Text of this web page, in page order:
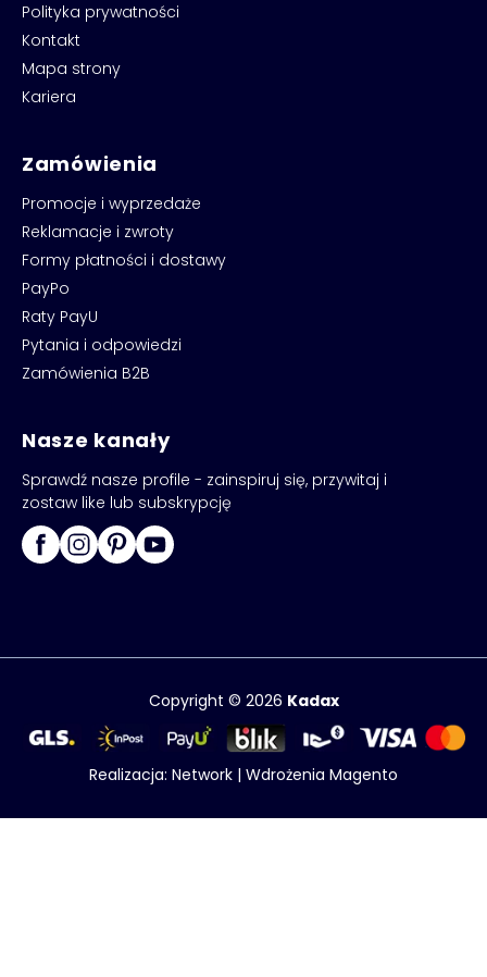
Polityka prywatności
Kontakt
Mapa strony
Kariera
Zamówienia
Promocje i wyprzedaże
Reklamacje i zwroty
Formy płatności i dostawy
PayPo
Raty PayU
Pytania i odpowiedzi
Zamówienia B2B
Nasze kanały
Sprawdź nasze profile - zainspiruj się, przywitaj i
zostaw like lub subskrypcję
Copyright © 2026 Kadax
Realizacja: Network | Wdrożenia Magento